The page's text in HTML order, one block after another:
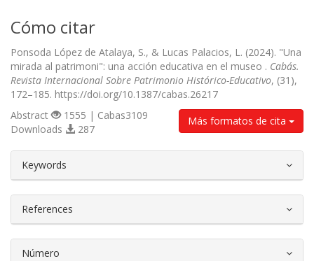
Cómo citar
Ponsoda López de Atalaya, S., & Lucas Palacios, L. (2024). "Una
mirada al patrimoni": una acción educativa en el museo . Cabás.
Revista Internacional Sobre Patrimonio Histórico-Educativo, (31),
172–185. https://doi.org/10.1387/cabas.26217
Más formatos de cita
Abstract
1555 | Cabas3109
Downloads
287
Keywords
References
Número